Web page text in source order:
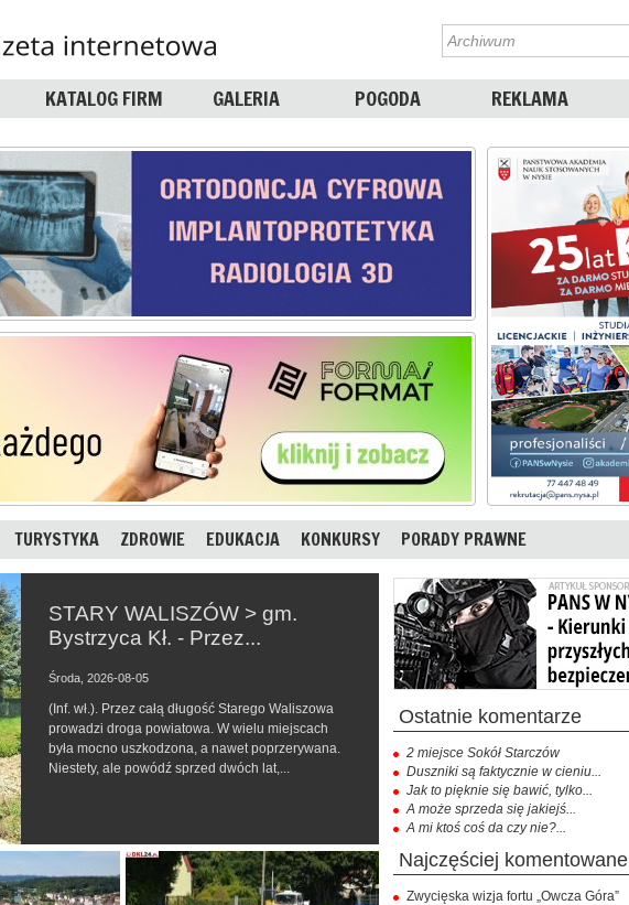
KATALOG FIRM GALERIA POGODA REKLAMA
TURYSTYKA ZDROWIE EDUKACJA KONKURSY PORADY PRAWNE
STARY WALISZÓW > gm.
Bystrzyca Kł. - Przez...
Środa, 2026-08-05
(Inf. wł.). Przez całą długość Starego Waliszowa
prowadzi droga powiatowa. W wielu miejscach
była mocno uszkodzona, a nawet poprzerywana.
Niestety, ale powódź sprzed dwóch lat,...
ostatnie komentarze
2 miejsce Sokół Starczów
Duszniki są faktycznie w cieniu...
Jak to pięknie się bawić, tylko...
A może sprzeda się jakiejś...
A mi ktoś coś da czy nie?...
najczęściej komentowane
Zwycięska wizja fortu „Owcza Góra”